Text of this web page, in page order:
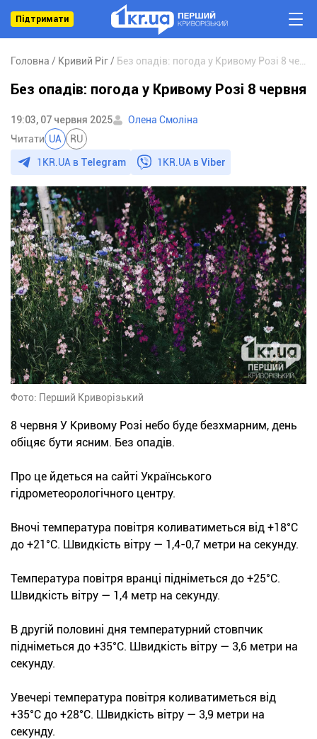
Підтримати
Головна Кривий Ріг
Без опадів: погода у Кривому Розі 8 червня
19:03, 07 червня 2025
Олена Смоліна
Читати UA RU
1KR.UA в Telegram 1KR.UA вViber
Фото: Перший Криворізький
8 червня У Кривому Розі небо буде безхмарним, день
обіцяє бути ясним. Без опадів.
Про це йдеться на сайті Українського
гідрометеорологічного центру.
Вночі температура повітря коливатиметься від +18°С
до +21°С. Швидкість вітру — 1,4-0,7 метри на секунду.
Температура повітря вранці підніметься до +25°С.
Швидкість вітру — 1,4 метр на секунду.
В другій половині дня температурний стовпчик
підніметься до +35°С. Швидкість вітру — 3,6 метри на
секунду.
Увечері температура повітря коливатиметься від
+35°С до +28°С. Швидкість вітру — 3,9 метри на
секунду.